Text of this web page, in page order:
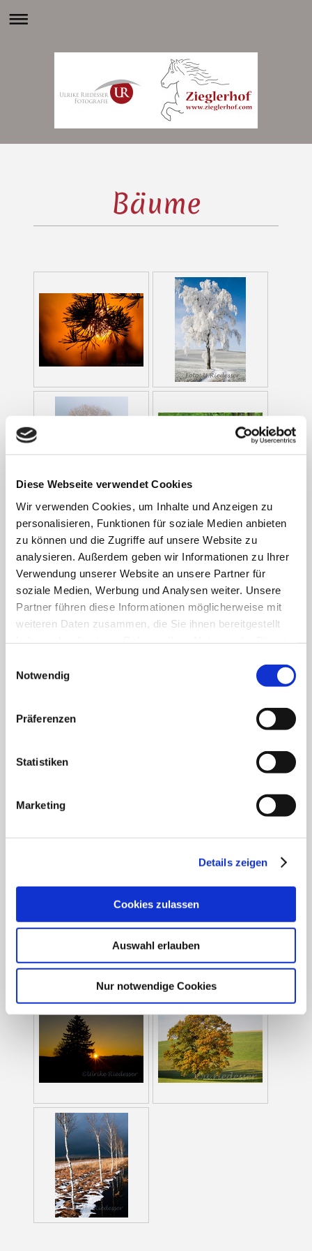
Diese Webseite verwendet Cookies
Wir verwenden Cookies, um Inhalte und Anzeigen zu
personalisieren, Funktionen für soziale Medien anbieten
zu können und die Zugriffe auf unsere Website zu
analysieren. Außerdem geben wir Informationen zu Ihrer
Verwendung unserer Website an unsere Partner für
soziale Medien, Werbung und Analysen weiter. Unsere
Partner führen diese Informationen möglicherweise mit
weiteren Daten zusammen, die Sie ihnen bereitgestellt
Notwendig
Präferenzen
Statistiken
Marketing
Details zeigen
Cookies zulassen
Auswahl erlauben
Nur notwendige Cookies
Bäume